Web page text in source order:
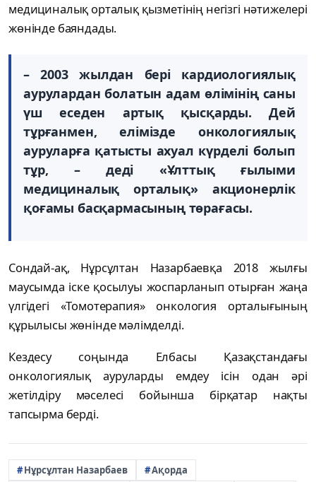
медициналық орталық қызметінің негізгі нәтижелері
жөнінде баяндады.
– 2003 жылдан бері кардиологиялық
аурулардан болатын адам өлімінің саны
үш еседен артық қысқарды. Дей
тұрғанмен, елімізде онкологиялық
ауруларға қатысты ахуал күрделі болып
тұр, – деді «Ұлттық ғылыми
медициналық орталық» акционерлік
қоғамы басқармасының төрағасы.
Сондай-ақ, Нұрсұлтан Назарбаевқа 2018 жылғы
маусымда іске қосылуы жоспарланып отырған жаңа
үлгідегі «Томотерапия» онкология орталығының
құрылысы жөнінде мәлімделді.
Кездесу соңында Елбасы Қазақстандағы
онкологиялық ауруларды емдеу ісін одан әрі
жетілдіру мәселесі бойынша бірқатар нақты
тапсырма берді.
Нұрсұлтан Назарбаев
Ақорда